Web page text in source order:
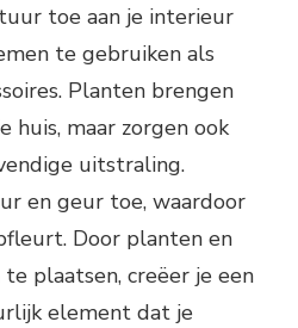
toe aan je interieur
te gebruiken als
Planten brengen
huis, maar zorgen ook
uitstraling.
en geur toe, waardoor
Door planten en
plaatsen, creëer je een
element dat je